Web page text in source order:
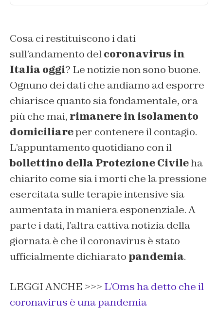
Cosa ci restituiscono i dati
sull’andamento delcoronavirus in
Italia oggi? Le notizie non sono buone.
Ognuno dei dati che andiamo ad esporre
chiarisce quanto sia fondamentale, ora
più che mai, rimanere in isolamento
domiciliareper contenere il contagio.
L’appuntamento quotidiano con il
bollettino della Protezione Civileha
chiarito come sia i morti che la pressione
esercitata sulle terapie intensive sia
aumentata in maniera esponenziale. A
parte i dati, l’altra cattiva notizia della
giornata è che il coronavirus è stato
ufficialmente dichiarato pandemia.
LEGGI ANCHE >>> L’Oms ha detto che il
coronavirus è una pandemia